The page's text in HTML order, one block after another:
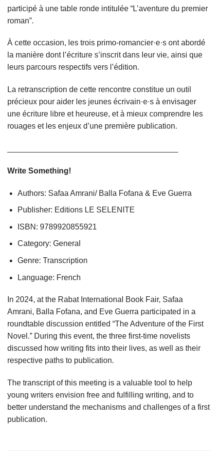
participé à une table ronde intitulée “L’aventure du premier
roman”.
À cette occasion, les trois primo-romancier·e·s ont abordé
la manière dont l’écriture s’inscrit dans leur vie, ainsi que
leurs parcours respectifs vers l’édition.
La retranscription de cette rencontre constitue un outil
précieux pour aider les jeunes écrivain·e·s à envisager
une écriture libre et heureuse, et à mieux comprendre les
rouages et les enjeux d’une première publication.
Write Something!
Authors: Safaa Amrani/ Balla Fofana & Eve Guerra
Publisher: Editions LE SELENITE
ISBN: 9789920855921
Category: General
Genre: Transcription
Language: French
In 2024, at the Rabat International Book Fair, Safaa
Amrani, Balla Fofana, and Eve Guerra participated in a
roundtable discussion entitled “The Adventure of the First
Novel.” During this event, the three first-time novelists
discussed how writing fits into their lives, as well as their
respective paths to publication.
The transcript of this meeting is a valuable tool to help
young writers envision free and fulfilling writing, and to
better understand the mechanisms and challenges of a first
publication.